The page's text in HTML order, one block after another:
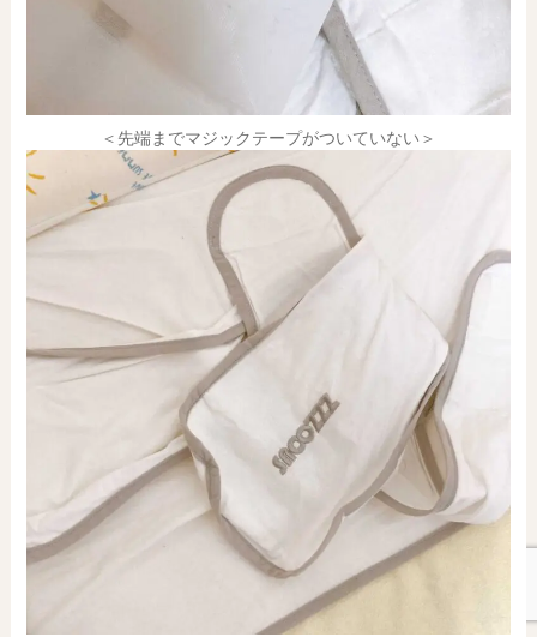
＜先端までマジックテープがついていない＞